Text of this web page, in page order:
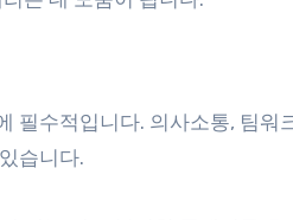
필수적입니다. 의사소통, 팀워
습니다.